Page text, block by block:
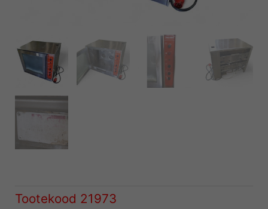
Tootekood 21973